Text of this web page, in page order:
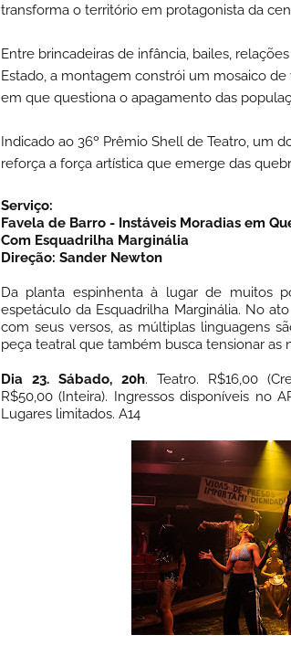
transforma o território em protagonista da
Entre brincadeiras de infância, bailes,
Estado, a montagem constrói um mosaico
em que questiona o apagamento das
Indicado ao 36º Prêmio Shell de Teatro, um
reforça a força artística que emerge das
Serviço:
Favela de Barro - Instáveis Moradias em
Com Esquadrilha Marginália
Direção: Sander Newton
Da planta espinhenta à lugar de muitos
espetáculo da Esquadrilha Marginália. No
com seus versos, as múltiplas linguagens
peça teatral que também busca tensionar as
Dia 23. Sábado, 20h. Teatro. R$16,00
R$50,00 (Inteira). Ingressos disponíveis no
Lugares limitados. A14